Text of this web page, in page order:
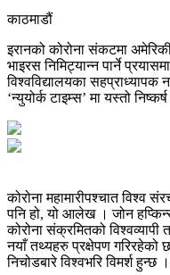
काठमाडौं
इरानको कोरोना संकटमा
भाइरस निमिट्यान्‍न पार्ने
विश्वविद्यालयका सहप्राध्यापक
‘न्युयोर्क टाइम्स’ मा यस्तो
कोरोना महामारीपश्चात विश्व
पनि हो, यो आलेख । जोन
कोरोना संक्रमितको
नयाँ तथ्यहरु प्रक्षेपण
निचोडबारे विश्वभरि विमर्श हुन्छ ।